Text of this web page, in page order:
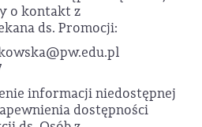
o kontakt z
ds. Promocji:
informacji niedostępnej
dostępności